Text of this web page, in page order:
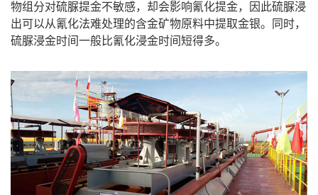
物组分对硫脲提金不敏感，却会影响氰化提金，因此硫脲浸
出可以从氰化法难处理的含金矿物原料中提取金银。同时，
硫脲浸金时间一般比氰化浸金时间短得多。